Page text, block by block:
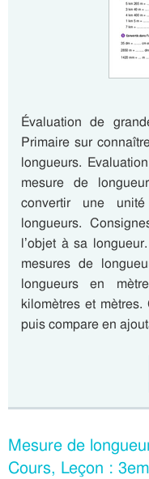
Évaluation de
Primaire sur
longueurs.
mesure de
convertir une
longueurs.
l’objet à sa
mesures de
longueurs en
kilomètres et mètres.
puis compare en
Mesure de
Cours, Leçon :